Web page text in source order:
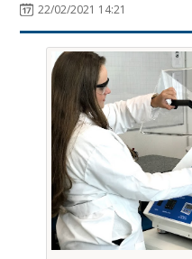
22/02/2021 14:21